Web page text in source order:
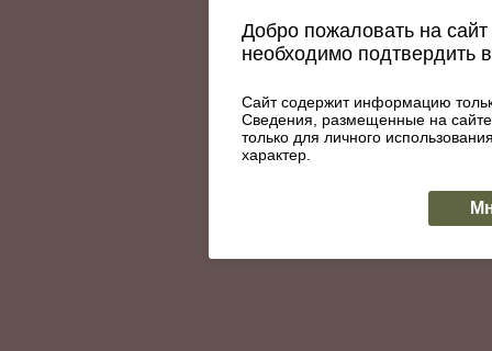
Добро пожаловать на
необходимо подтвердить
Сайт содержит информацию
Сведения, размещенные на
только для личного
характер.